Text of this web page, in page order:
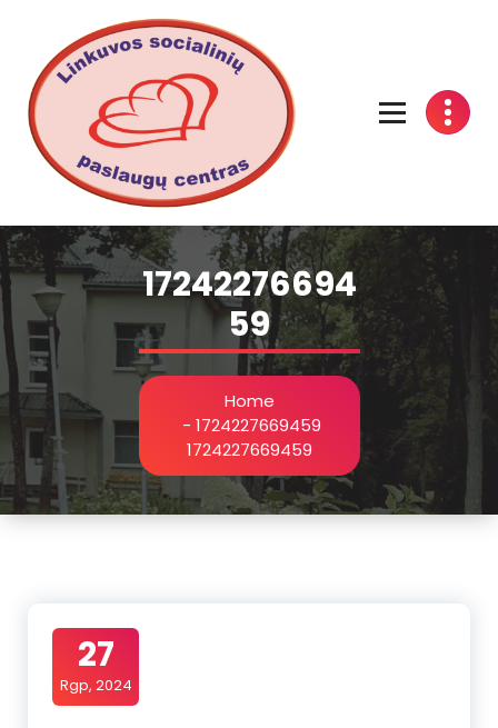
17242276694
59
Home
- 1724227669459
1724227669459
27
Rgp, 2024